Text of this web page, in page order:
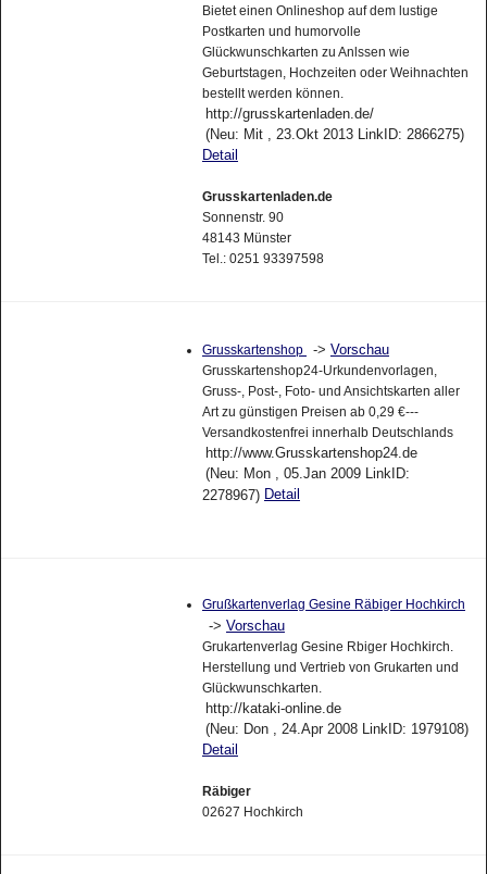
Bietet einen Onlineshop auf dem lustige
Postkarten und humorvolle
Glückwunschkarten zu Anlssen wie
Geburtstagen, Hochzeiten oder Weihnachten
bestellt werden können.
http://grusskartenladen.de/
(Neu: Mit , 23.Okt 2013 LinkID: 2866275)
Detail
Grusskartenladen.de
Sonnenstr. 90
48143 Münster
Tel.: 0251 93397598
Grusskartenshop -> Vorschau
Grusskartenshop24-Urkundenvorlagen,
Gruss-, Post-, Foto- und Ansichtskarten aller
Art zu günstigen Preisen ab 0,29 €---
Versandkostenfrei innerhalb Deutschlands
http://www.Grusskartenshop24.de
(Neu: Mon , 05.Jan 2009 LinkID:
2278967) Detail
Grußkartenverlag Gesine Räbiger Hochkirch
-> Vorschau
Grukartenverlag Gesine Rbiger Hochkirch.
Herstellung und Vertrieb von Grukarten und
Glückwunschkarten.
http://kataki-online.de
(Neu: Don , 24.Apr 2008 LinkID: 1979108)
Detail
Räbiger
02627 Hochkirch